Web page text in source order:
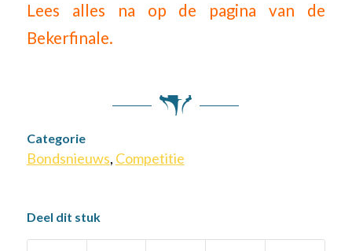
Lees alles na op de pagina van de
Bekerfinale.
Categorie
Bondsnieuws, Competitie
Deel dit stuk